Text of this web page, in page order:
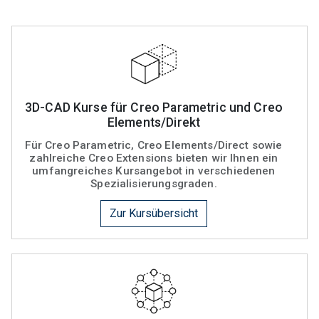
3D-CAD Kurse für Creo Parametric und Creo
Elements/Direkt
Für Creo Parametric, Creo Elements/Direct sowie
zahlreiche Creo Extensions bieten wir Ihnen ein
umfangreiches Kursangebot in verschiedenen
Spezialisierungsgraden.
Zur Kursübersicht